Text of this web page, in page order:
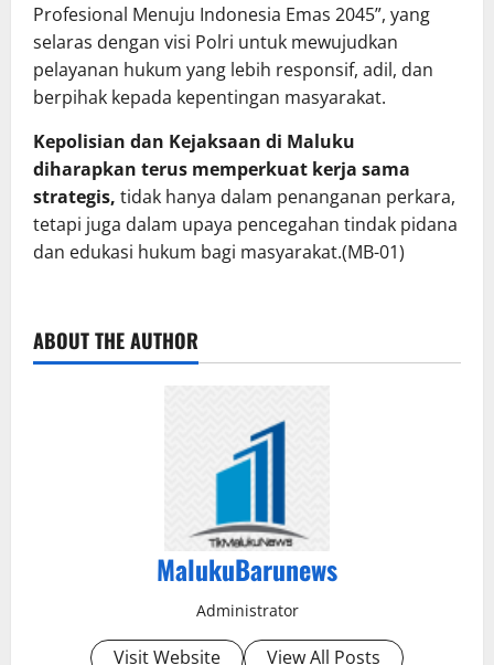
Profesional Menuju Indonesia Emas 2045”, yang
selaras dengan visi Polri untuk mewujudkan
pelayanan hukum yang lebih responsif, adil, dan
berpihak kepada kepentingan masyarakat.
Kepolisian dan Kejaksaan di Maluku
diharapkan terus memperkuat kerja sama
strategis, tidak hanya dalam penanganan perkara,
tetapi juga dalam upaya pencegahan tindak pidana
dan edukasi hukum bagi masyarakat.(MB-01)
ABOUT THE AUTHOR
MalukuBarunews
Administrator
Visit Website View All Posts